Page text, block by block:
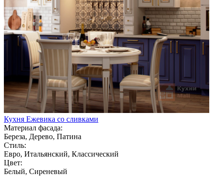
Кухня Ежевика со сливками
Материал фасада:
Береза, Дерево, Патина
Стиль:
Евро, Итальянский, Классический
Цвет:
Белый, Сиреневый